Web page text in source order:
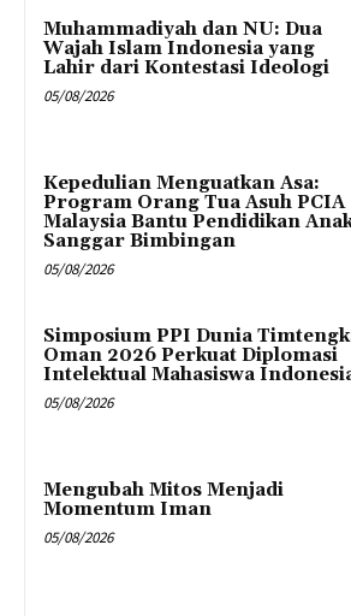
Muhammadiyah dan NU: Dua
Wajah Islam Indonesia yang
Lahir dari Kontestasi Ideologi
05/08/2026
Kepedulian Menguatkan Asa:
Program Orang Tua Asuh PCIA
Malaysia Bantu Pendidikan
Sanggar Bimbingan
05/08/2026
Simposium PPI Dunia
Oman 2026 Perkuat Diplomasi
Intelektual Mahasiswa
05/08/2026
Mengubah Mitos Menjadi
Momentum Iman
05/08/2026